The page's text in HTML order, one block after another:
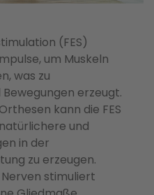
(FES)
um Muskeln
was zu
erzeugt.
kann die FES
und
in der
zu erzeugen.
stimuliert